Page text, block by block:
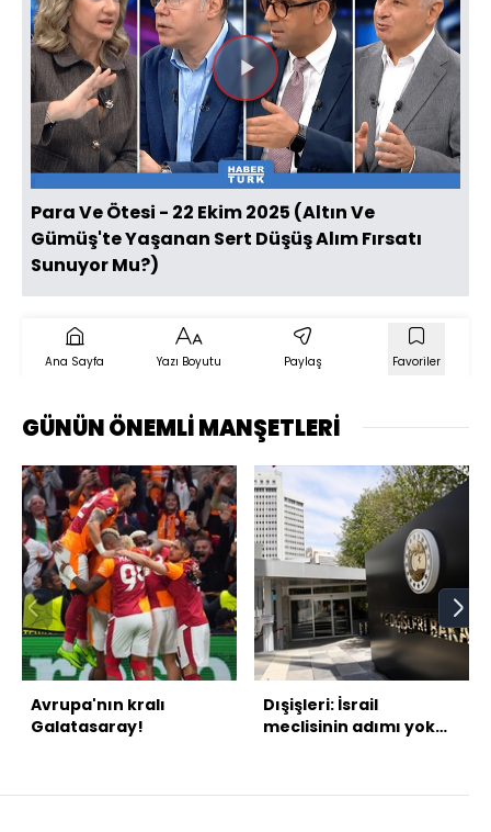
Videoyu
Oynat
Para Ve Ötesi - 22 Ekim 2025 (Altın Ve
Gümüş'te Yaşanan Sert Düşüş Alım Fırsatı
Sunuyor Mu?)
Ana Sayfa Yazı Boyutu Paylaş Favoriler
GÜNÜN ÖNEMLİ MANŞETLERİ
Avrupa'nın kralı
Galatasaray!
Dışişleri: İsrail
meclisinin adımı yok